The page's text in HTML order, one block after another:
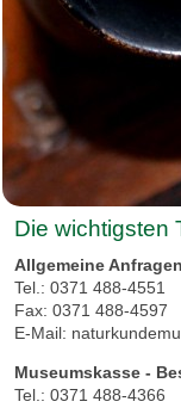
Die wichtigsten
Allgemeine
Tel.: 0371 488-4551
Fax: 0371 488-4597
E-Mail:
Museumskasse -
Tel.: 0371 488-4366